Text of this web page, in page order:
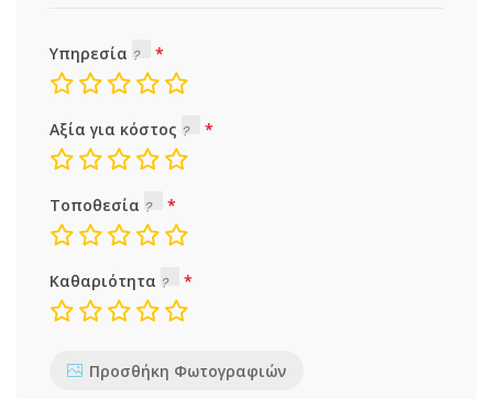
Υπηρεσία
Αξία για κόστος
Τοποθεσία
Καθαριότητα
Προσθήκη Φωτογραφιών